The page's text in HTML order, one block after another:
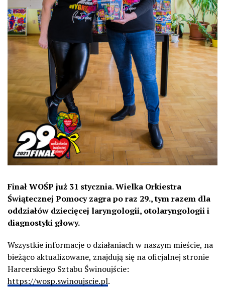
Finał WOŚP już 31 stycznia. Wielka Orkiestra
Świątecznej Pomocy zagra po raz 29., tym razem dla
oddziałów dziecięcej laryngologii, otolaryngologii i
diagnostyki głowy.
Wszystkie informacje o działaniach w naszym mieście, na
bieżąco aktualizowane, znajdują się na oficjalnej stronie
Harcerskiego Sztabu Świnoujście:
https://wosp.swinoujscie.pl.